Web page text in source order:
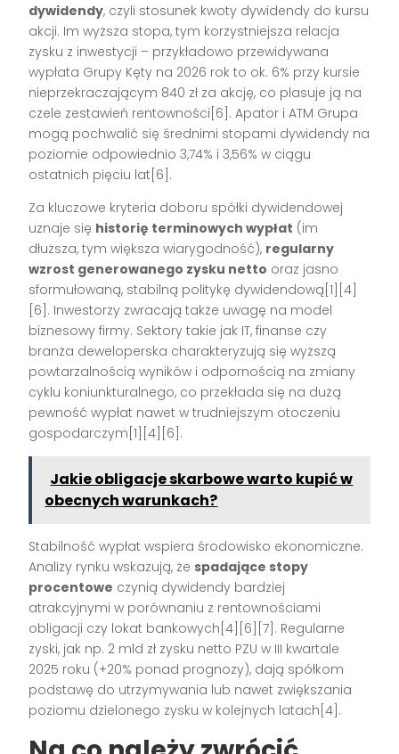
dywidendy, czyli stosunek kwoty dywidendy do kursu
akcji. Im wyższa stopa, tym korzystniejsza relacja
zysku z inwestycji – przykładowo przewidywana
wypłata Grupy Kęty na 2026 rok to ok. 6% przy kursie
nieprzekraczającym 840 zł za akcję, co plasuje ją na
czele zestawień rentowności[6]. Apator i ATM Grupa
mogą pochwalić się średnimi stopami dywidendy na
poziomie odpowiednio 3,74% i 3,56% w ciągu
ostatnich pięciu lat[6].
Za kluczowe kryteria doboru spółki dywidendowej
uznaje się historię terminowych wypłat (im
dłuższa, tym większa wiarygodność), regularny
wzrost generowanego zysku netto oraz jasno
sformułowaną, stabilną politykę dywidendową[1][4]
[6]. Inwestorzy zwracają także uwagę na model
biznesowy firmy. Sektory takie jak IT, finanse czy
branża deweloperska charakteryzują się wyższą
powtarzalnością wyników i odpornością na zmiany
cyklu koniunkturalnego, co przekłada się na dużą
pewność wypłat nawet w trudniejszym otoczeniu
gospodarczym[1][4][6].
Jakie obligacje skarbowe warto kupić w
obecnych warunkach?
Stabilność wypłat wspiera środowisko ekonomiczne.
Analizy rynku wskazują, że spadające stopy
procentowe czynią dywidendy bardziej
atrakcyjnymi w porównaniu z rentownościami
obligacji czy lokat bankowych[4][6][7]. Regularne
zyski, jak np. 2 mld zł zysku netto PZU w III kwartale
2025 roku (+20% ponad prognozy), dają spółkom
podstawę do utrzymywania lub nawet zwiększania
poziomu dzielonego zysku w kolejnych latach[4].